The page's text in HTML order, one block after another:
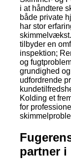
i at håndtere
både private
har stor
tilbyder en
inspektion;
og
grundighed
udfordrende
Kolding et
for
partner i